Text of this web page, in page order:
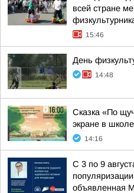
всей стране
15:46
День
14:48
Сказка «По
экране в
14:16
С 3 по 9
объявленная